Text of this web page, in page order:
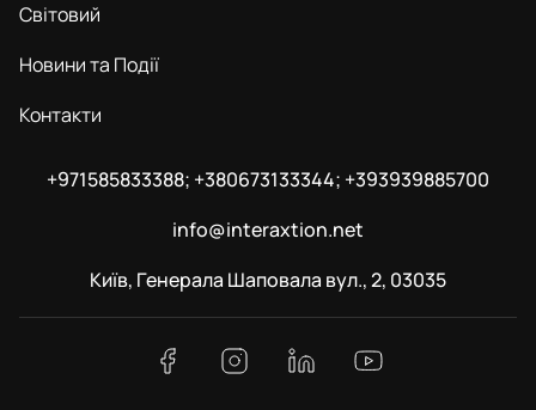
Світовий
Новини та Події
Контакти
+971585833388; +380673133344; +393939885700
info@interaxtion.net
Київ, Генерала Шаповала вул., 2, 03035